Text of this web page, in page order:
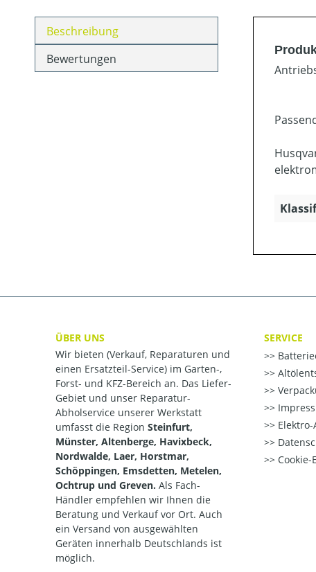
Beschreibung
Bewertungen
ÜBER UNS
Wir bieten (Verkauf, Reparaturen und
einen Ersatzteil-Service) im Garten-,
Forst- und KFZ-Bereich an. Das Liefer-
Gebiet und unser Reparatur-
Abholservice unserer Werkstatt
umfasst die Region Steinfurt,
Münster, Altenberge, Havixbeck,
Nordwalde, Laer, Horstmar,
Schöppingen, Emsdetten, Metelen,
Ochtrup und Greven. Als Fach-
Händler empfehlen wir Ihnen die
Beratung und Verkauf vor Ort. Auch
ein Versand von ausgewählten
Geräten innerhalb Deutschlands ist
möglich.
SERVICE